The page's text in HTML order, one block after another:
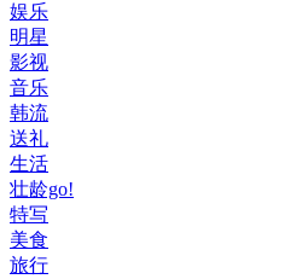
娱乐
明星
影视
音乐
韩流
送礼
生活
壮龄go!
特写
美食
旅行